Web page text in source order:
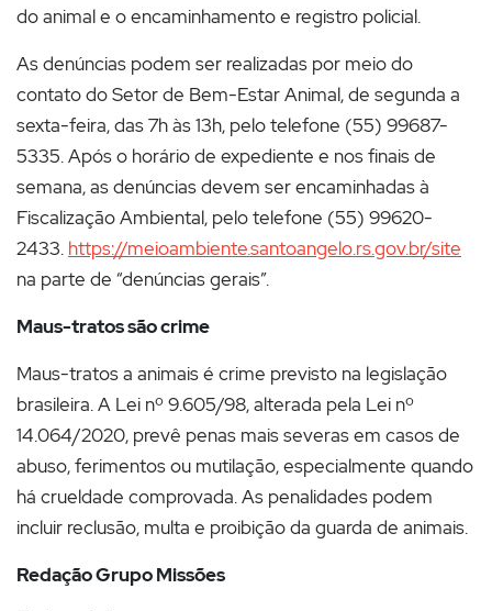
do animal e o encaminhamento e registro policial.
As denúncias podem ser realizadas por meio do
contato do Setor de Bem-Estar Animal, de segunda a
sexta-feira, das 7h às 13h, pelo telefone (55) 99687-
5335. Após o horário de expediente e nos finais de
semana, as denúncias devem ser encaminhadas à
Fiscalização Ambiental, pelo telefone (55) 99620-
2433. https://meioambiente.santoangelo.rs.gov.br/site
na parte de “denúncias gerais”.
Maus-tratos são crime
Maus-tratos a animais é crime previsto na legislação
brasileira. A Lei nº 9.605/98, alterada pela Lei nº
14.064/2020, prevê penas mais severas em casos de
abuso, ferimentos ou mutilação, especialmente quando
há crueldade comprovada. As penalidades podem
incluir reclusão, multa e proibição da guarda de animais.
Redação Grupo Missões